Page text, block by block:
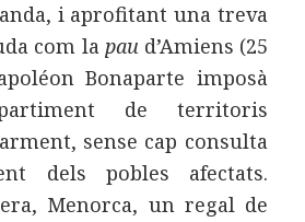
i aprofitant una treva
com la paud’Amiens (25
Bonaparte imposà
de territoris
sense cap consulta
dels pobles afectats.
Menorca, un regal de